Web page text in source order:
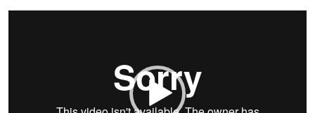
Lecteur